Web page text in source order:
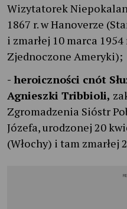
Wizytatorek
1867 r. w Hanoverze
i zmarłej 10 marca
Zjednoczone Ameryki);
- heroiczności cnót
Agnieszki Tribbioli,
Zgromadzenia Sióstr
Józefa, urodzonej 20
(Włochy) i tam zmarłej